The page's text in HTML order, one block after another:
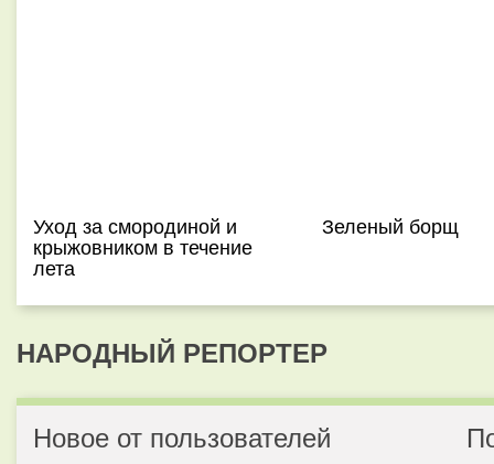
Уход за смородиной и
крыжовником в течение
лета
Зеленый борщ
НАРОДНЫЙ РЕПОРТЕР
Новое от пользователей